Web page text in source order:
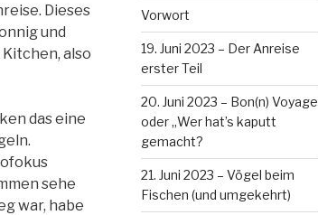
Dieses
und
also
das eine
sehe
war, habe
Vorwort
19. Juni 2023 – Der Anreise
erster Teil
20. Juni 2023 – Bon(n) Voyage
oder „Wer hat’s kaputt
gemacht?
21. Juni 2023 – Vögel beim
Fischen (und umgekehrt)